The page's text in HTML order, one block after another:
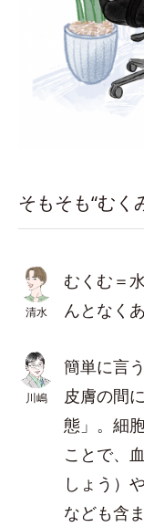
そもそも“むく
清水
むくむ＝
んとなく
川嶋
簡単に言
皮膚の間
態」。細
ことで、
しょう）
なども含